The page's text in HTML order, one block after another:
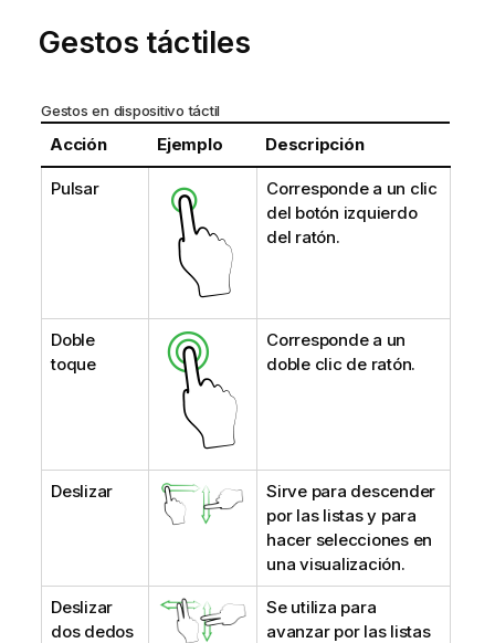
Gestos táctiles
Gestos en dispositivo táctil
Acción Ejemplo Descripción
Pulsar
Corresponde a un clic
del botón izquierdo
del ratón.
Doble
toque
Corresponde a un
doble clic de ratón.
Deslizar
Sirve para descender
por las listas y para
hacer selecciones en
una visualización.
Deslizar
dos dedos
Se utiliza para
avanzar por las listas